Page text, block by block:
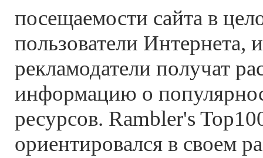
посещаемости сайта в
пользователи Интернета,
рекламодатели получат
информацию о
ресурсов. Rambler's
ориентировался в своем